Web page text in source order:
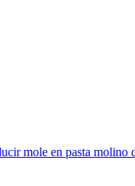
mole en pasta molino